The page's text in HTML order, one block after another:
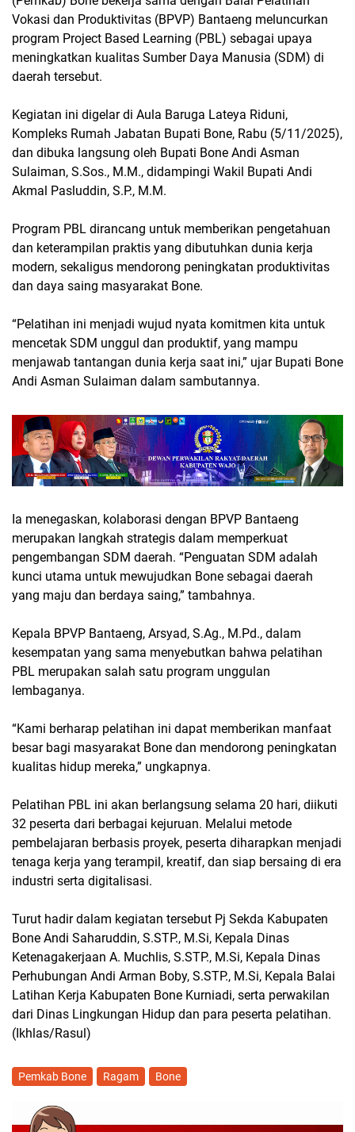
Vokasi dan Produktivitas (BPVP) Bantaeng meluncurkan
program Project Based Learning (PBL) sebagai upaya
meningkatkan kualitas Sumber Daya Manusia (SDM) di
daerah tersebut.
Kegiatan ini digelar di Aula Baruga Lateya Riduni,
Kompleks Rumah Jabatan Bupati Bone, Rabu (5/11/2025),
dan dibuka langsung oleh Bupati Bone Andi Asman
Sulaiman, S.Sos., M.M., didampingi Wakil Bupati Andi
Akmal Pasluddin, S.P., M.M.
Program PBL dirancang untuk memberikan pengetahuan
dan keterampilan praktis yang dibutuhkan dunia kerja
modern, sekaligus mendorong peningkatan produktivitas
dan daya saing masyarakat Bone.
“Pelatihan ini menjadi wujud nyata komitmen kita untuk
mencetak SDM unggul dan produktif, yang mampu
menjawab tantangan dunia kerja saat ini,” ujar Bupati Bone
Andi Asman Sulaiman dalam sambutannya.
Ia menegaskan, kolaborasi dengan BPVP Bantaeng
merupakan langkah strategis dalam memperkuat
pengembangan SDM daerah. “Penguatan SDM adalah
kunci utama untuk mewujudkan Bone sebagai daerah
yang maju dan berdaya saing,” tambahnya.
Kepala BPVP Bantaeng, Arsyad, S.Ag., M.Pd., dalam
kesempatan yang sama menyebutkan bahwa pelatihan
PBL merupakan salah satu program unggulan
lembaganya.
“Kami berharap pelatihan ini dapat memberikan manfaat
besar bagi masyarakat Bone dan mendorong peningkatan
kualitas hidup mereka,” ungkapnya.
Pelatihan PBL ini akan berlangsung selama 20 hari, diikuti
32 peserta dari berbagai kejuruan. Melalui metode
pembelajaran berbasis proyek, peserta diharapkan menjadi
tenaga kerja yang terampil, kreatif, dan siap bersaing di era
industri serta digitalisasi.
Turut hadir dalam kegiatan tersebut Pj Sekda Kabupaten
Bone Andi Saharuddin, S.STP., M.Si, Kepala Dinas
Ketenagakerjaan A. Muchlis, S.STP., M.Si, Kepala Dinas
Perhubungan Andi Arman Boby, S.STP., M.Si, Kepala Balai
Latihan Kerja Kabupaten Bone Kurniadi, serta perwakilan
dari Dinas Lingkungan Hidup dan para peserta pelatihan.
(Ikhlas/Rasul)
Pemkab Bone Ragam Bone